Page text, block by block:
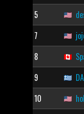
5
7
8
9
10